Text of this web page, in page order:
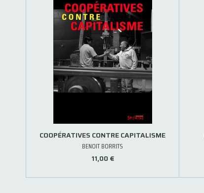
COOPÉRATIVES CONTRE CAPITALISME
BENOIT BORRITS
11,00 €